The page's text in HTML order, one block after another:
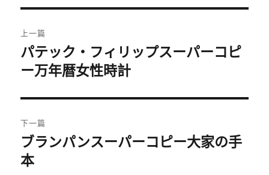
章
导
航
上一篇
上
篇
章：
パテック・フィリップスーパーコピ
ー万年暦女性時計
下一篇
下
篇
ブランパンスーパーコピー大家の手
本